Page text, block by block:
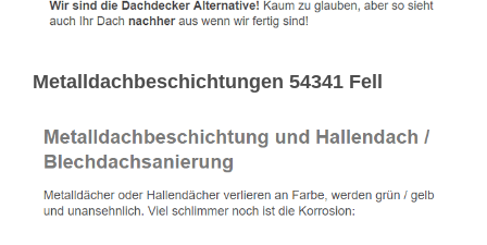
Metalldachbeschichtungen 54341 Fell